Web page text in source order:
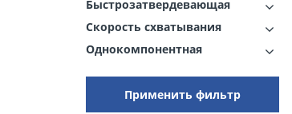
Быстрозатвердевающая
Скорость схватывания
Однокомпонентная
Применить фильтр